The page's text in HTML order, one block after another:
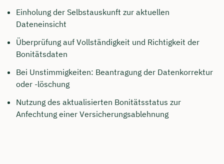
Einholung der Selbstauskunft zur aktuellen
Dateneinsicht
Überprüfung auf Vollständigkeit und Richtigkeit der
Bonitätsdaten
Bei Unstimmigkeiten: Beantragung der Datenkorrektur
oder -löschung
Nutzung des aktualisierten Bonitätsstatus zur
Anfechtung einer Versicherungsablehnung